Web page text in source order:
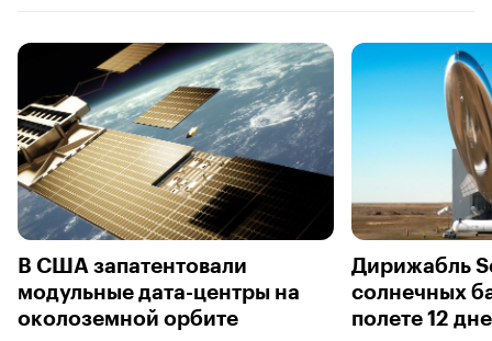
В США запатентовали
модульные дата-центры на
околоземной орбите
Дирижабль
солнечных
полете 12